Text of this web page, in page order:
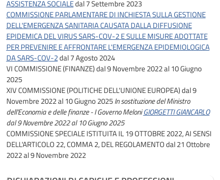
ASSISTENZA SOCIALEdal 7 Settembre 2023
COMMISSIONE PARLAMENTARE DI INCHIESTA SULLA GESTIONE
DELL'EMERGENZA SANITARIA CAUSATA DALLA DIFFUSIONE
EPIDEMICA DEL VIRUS SARS-COV-2 E SULLE MISURE ADOTTATE
PER PREVENIRE E AFFRONTARE L'EMERGENZA EPIDEMIOLOGICA
DA SARS-COV-2dal 7 Agosto 2024
VI COMMISSIONE (FINANZE)dal 9 Novembre 2022 al 10 Giugno
2025
XIV COMMISSIONE (POLITICHE DELL'UNIONE EUROPEA)dal 9
Novembre 2022 al 10 Giugno 2025In sostituzione del Ministro
dell'Economia e delle finanze - I Governo MeloniGIORGETTI GIANCARLO
dal 9 Novembre 2022 al 10 Giugno 2025
COMMISSIONE SPECIALE ISTITUITA IL 19 OTTOBRE 2022, AI SENSI
DELL'ARTICOLO 22, COMMA 2, DEL REGOLAMENTOdal 21 Ottobre
2022 al 9 Novembre 2022